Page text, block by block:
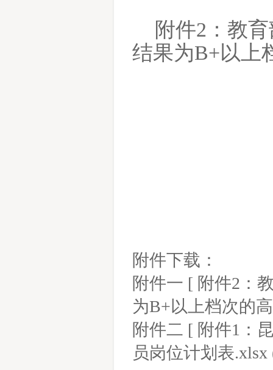
附件2：教
结果为B+以上
附件下载：
附件一 [ 附件2：
为B+以上档次的
附件二 [ 附件1：
员岗位计划表.xlsx